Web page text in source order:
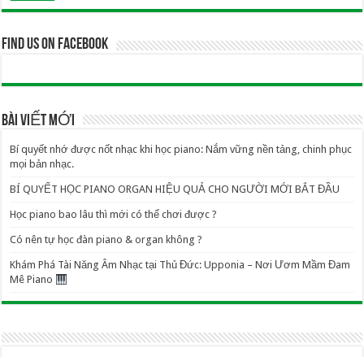
Find us on Facebook
BÀI VIẾT MỚI
Bí quyết nhớ được nốt nhạc khi học piano: Nắm vững nền tảng, chinh phục
mọi bản nhạc.
BÍ QUYẾT HỌC PIANO ORGAN HIỆU QUẢ CHO NGƯỜI MỚI BẮT ĐẦU
Học piano bao lâu thì mới có thể chơi được ?
Có nên tự học đàn piano & organ không ?
Khám Phá Tài Năng Âm Nhạc tại Thủ Đức: Upponia – Nơi Ươm Mầm Đam
Mê Piano